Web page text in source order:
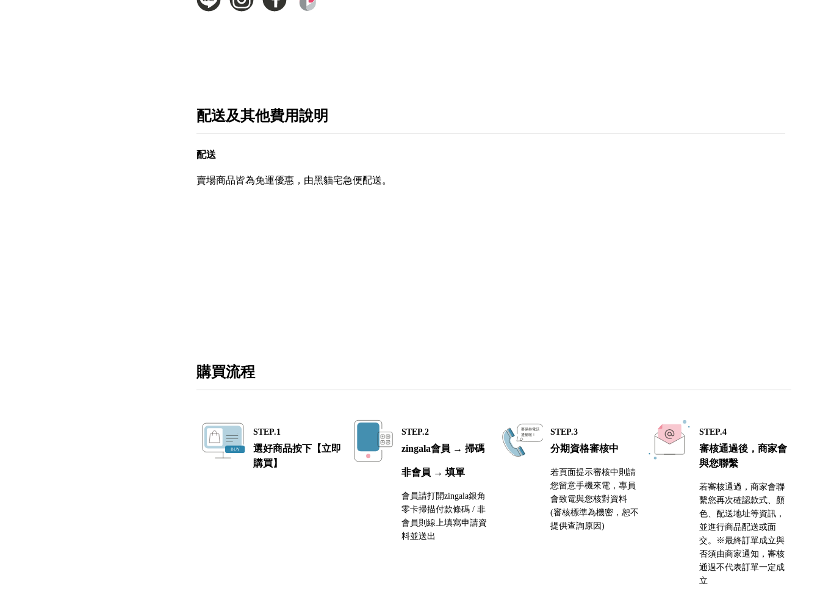
配送及其他費用說明
配送
賣場商品皆為免運優惠，由黑貓宅急便配送。
購買流程
STEP.1
選好商品按下【立即
購買】
STEP.2
zingala會員 → 掃碼
非會員 → 填單
會員請打開zingala銀角
零卡掃描付款條碼 / 非
會員則線上填寫申請資
料並送出
STEP.3
分期資格審核中
若頁面提示審核中則請
您留意手機來電，專員
會致電與您核對資料
(審核標準為機密，恕不
提供查詢原因)
STEP.4
審核通過後，商家會
與您聯繫
若審核通過，商家會聯
繫您再次確認款式、顏
色、配送地址等資訊，
並進行商品配送或面
交。※最終訂單成立與
否須由商家通知，審核
通過不代表訂單一定成
立